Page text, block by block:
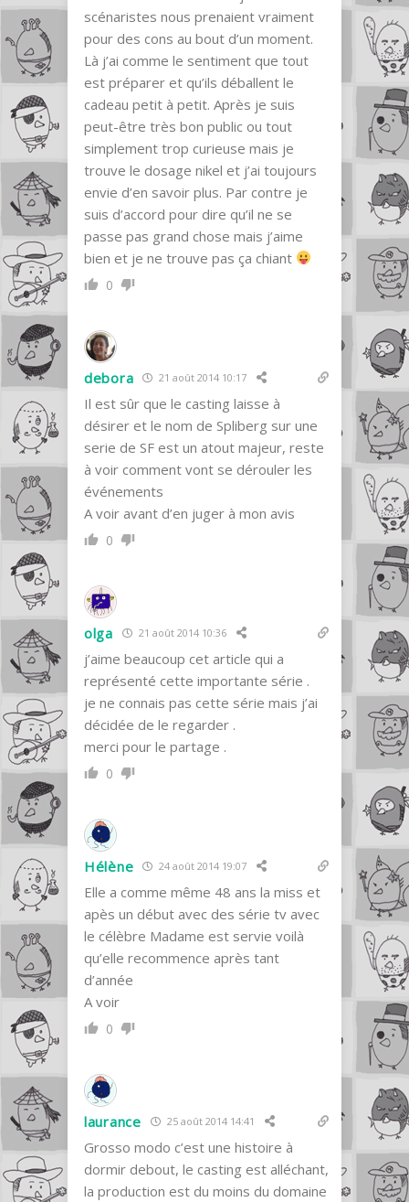
scénaristes nous prenaient vraiment
pour des cons au bout d’un moment.
Là j’ai comme le sentiment que tout
est préparer et qu’ils déballent le
cadeau petit à petit. Après je suis
peut-être très bon public ou tout
simplement trop curieuse mais je
trouve le dosage nikel et j’ai toujours
envie d’en savoir plus. Par contre je
suis d’accord pour dire qu’il ne se
passe pas grand chose mais j’aime
bien et je ne trouve pas ça chiant
0
debora 21 août 2014 10:17
Il est sûr que le casting laisse à
désirer et le nom de Spliberg sur une
serie de SF est un atout majeur, reste
à voir comment vont se dérouler les
événements
A voir avant d’en juger à mon avis
0
olga 21 août 2014 10:36
j’aime beaucoup cet article qui a
représenté cette importante série .
je ne connais pas cette série mais j’ai
décidée de le regarder .
merci pour le partage .
0
Hélène 24 août 2014 19:07
Elle a comme même 48 ans la miss et
apès un début avec des série tv avec
le célèbre Madame est servie voilà
qu’elle recommence après tant
d’année
A voir
0
laurance 25 août 2014 14:41
Grosso modo c’est une histoire à
dormir debout, le casting est alléchant,
la production est du moins du domaine